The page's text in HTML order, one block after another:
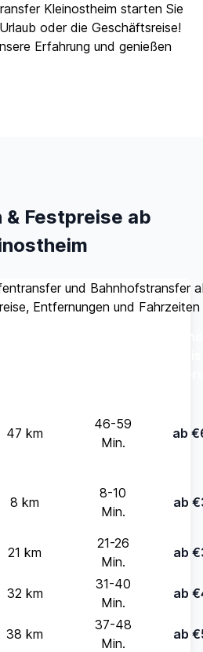
Kleinostheim starten Sie
oder die Geschäftsreise!
Erfahrung und genießen
& Festpreise ab
und Bahnhofstransfer
Entfernungen und Fahrzeiten
47 km
46-59
Min.
ab
8 km
8-10
Min.
ab
21 km
21-26
Min.
ab
32 km
31-40
Min.
ab
38 km
37-48
Min.
ab